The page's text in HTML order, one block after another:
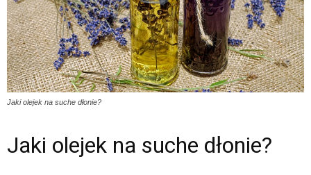
Jaki olejek na suche dłonie?
Jaki olejek na suche dłonie?